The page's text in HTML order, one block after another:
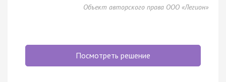
Объект авторского права ООО «Легион»
Посмотреть решение